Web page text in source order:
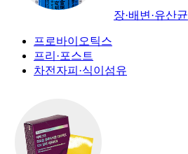
장·배변·유산균
프로바이오틱스
프리·포스트
차전자피·식이섬유